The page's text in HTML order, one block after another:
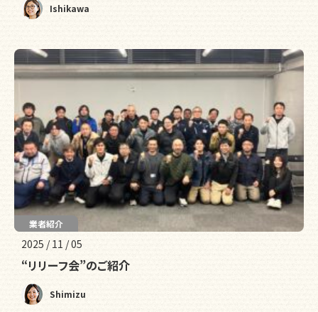
Ishikawa
業者紹介
2025 / 11 / 05
“リリーフ会”のご紹介
Shimizu